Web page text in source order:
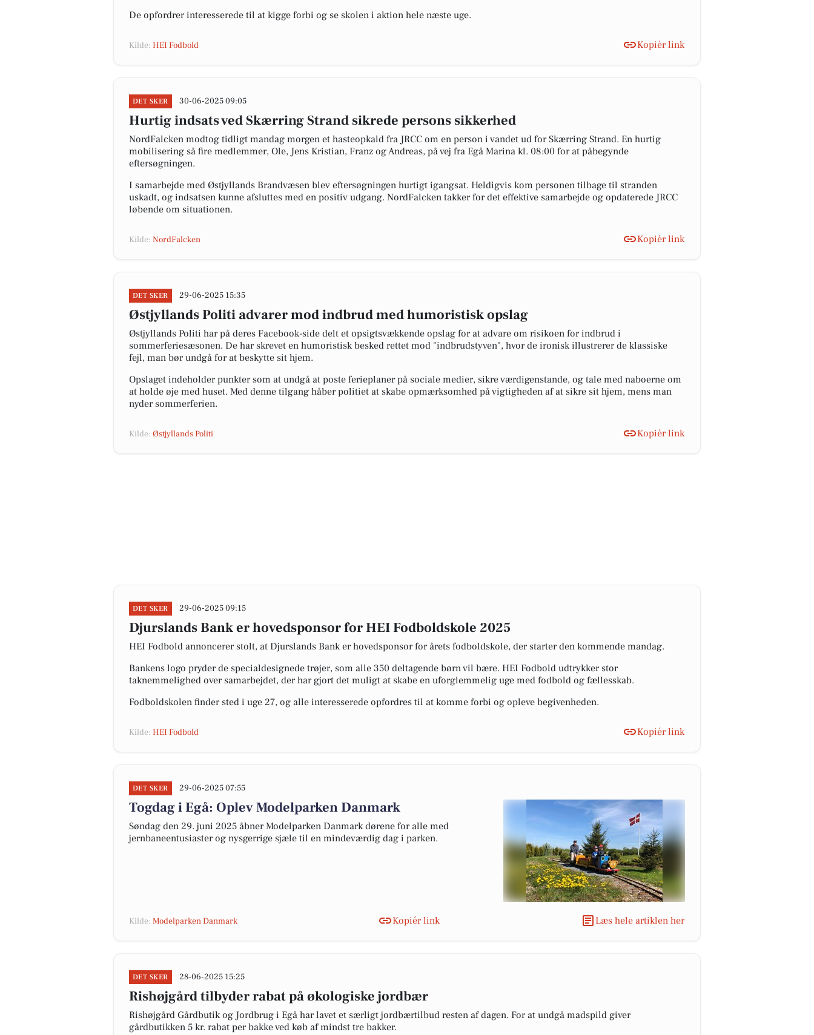
De opfordrer interesserede til at kigge forbi og se skolen i aktion hele næste uge.
Kilde: HEI Fodbold Kopiér link
DET SKER 30-06-2025 09:05
Hurtig indsats ved Skærring Strand sikrede persons sikkerhed
NordFalcken modtog tidligt mandag morgen et hasteopkald fra JRCC om en person i vandet ud for Skærring Strand. En hurtig
mobilisering så fire medlemmer, Ole, Jens Kristian, Franz og Andreas, på vej fra Egå Marina kl. 08:00 for at påbegynde
eftersøgningen.
I samarbejde med Østjyllands Brandvæsen blev eftersøgningen hurtigt igangsat. Heldigvis kom personen tilbage til stranden
uskadt, og indsatsen kunne afsluttes med en positiv udgang. NordFalcken takker for det effektive samarbejde og opdaterede JRCC
løbende om situationen.
Kilde: NordFalcken Kopiér link
DET SKER 29-06-2025 15:35
Østjyllands Politi advarer mod indbrud med humoristisk opslag
Østjyllands Politi har på deres Facebook-side delt et opsigtsvækkende opslag for at advare om risikoen for indbrud i
sommerferiesæsonen. De har skrevet en humoristisk besked rettet mod "indbrudstyven", hvor de ironisk illustrerer de klassiske
fejl, man bør undgå for at beskytte sit hjem.
Opslaget indeholder punkter som at undgå at poste ferieplaner på sociale medier, sikre værdigenstande, og tale med naboerne om
at holde øje med huset. Med denne tilgang håber politiet at skabe opmærksomhed på vigtigheden af at sikre sit hjem, mens man
nyder sommerferien.
Kilde: Østjyllands Politi Kopiér link
DET SKER 29-06-2025 09:15
Djurslands Bank er hovedsponsor for HEI Fodboldskole 2025
HEI Fodbold annoncerer stolt, at Djurslands Bank er hovedsponsor for årets fodboldskole, der starter den kommende mandag.
Bankens logo pryder de specialdesignede trøjer, som alle 350 deltagende børn vil bære. HEI Fodbold udtrykker stor
taknemmelighed over samarbejdet, der har gjort det muligt at skabe en uforglemmelig uge med fodbold og fællesskab.
Fodboldskolen finder sted i uge 27, og alle interesserede opfordres til at komme forbi og opleve begivenheden.
Kilde: HEI Fodbold Kopiér link
DET SKER 29-06-2025 07:55
Togdag i Egå: Oplev Modelparken Danmark
Søndag den 29. juni 2025 åbner Modelparken Danmark dørene for alle med
jernbaneentusiaster og nysgerrige sjæle til en mindeværdig dag i parken.
Kilde: Modelparken Danmark Kopiér link Læs hele artiklen her
DET SKER 28-06-2025 15:25
Rishøjgård tilbyder rabat på økologiske jordbær
Rishøjgård Gårdbutik og Jordbrug i Egå har lavet et særligt jordbærtilbud resten af dagen. For at undgå madspild giver
gårdbutikken 5 kr. rabat per bakke ved køb af mindst tre bakker.